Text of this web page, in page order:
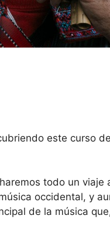
este curso
todo un
occidental, y
de la música